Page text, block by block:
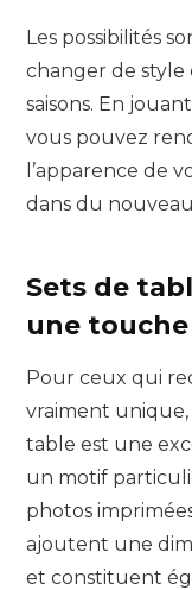
Les possibilités
changer de style
saisons. En
vous pouvez
l’apparence de
dans du
Sets de
une
Pour ceux qui
vraiment unique,
table est une
un motif
photos
ajoutent une
et constituent